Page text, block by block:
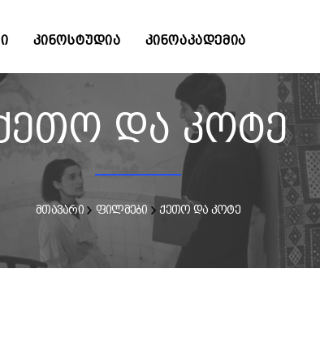
ᲙᲘᲜᲝᲡᲢᲣᲓᲘᲐ ᲙᲘᲜᲝᲐᲙᲐᲓᲔᲛᲘᲐ
და კოტე
მთავარი ფილმები ქეთო და კოტე